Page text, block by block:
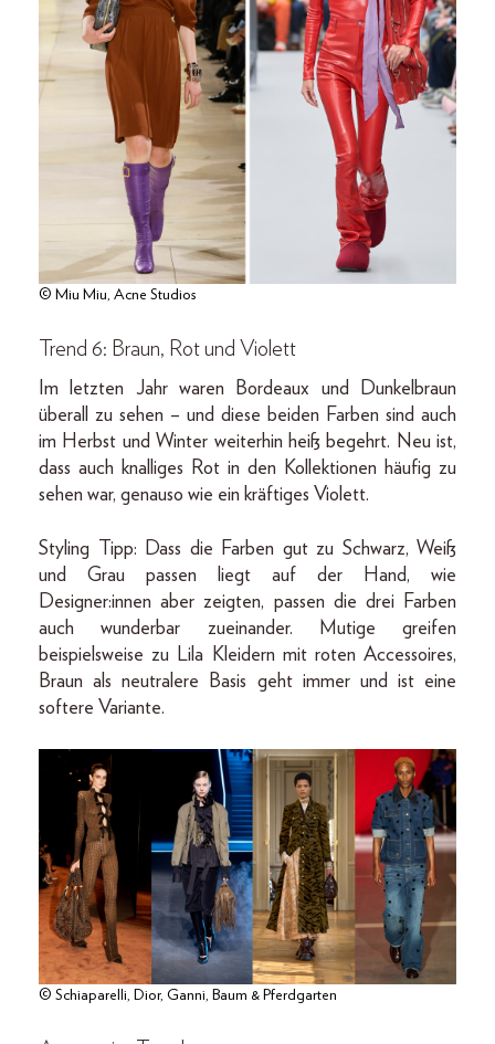
© Miu Miu, Acne Studios
Trend 6: Braun, Rot und Violett
Im letzten Jahr waren Bordeaux und Dunkelbraun
überall zu sehen – und diese beiden Farben sind auch
im Herbst und Winter weiterhin heiß begehrt. Neu ist,
dass auch knalliges Rot in den Kollektionen häufig zu
sehen war, genauso wie ein kräftiges Violett.
Styling Tipp: Dass die Farben gut zu Schwarz, Weiß
und Grau passen liegt auf der Hand, wie
Designer:innen aber zeigten, passen die drei Farben
auch wunderbar zueinander. Mutige greifen
beispielsweise zu Lila Kleidern mit roten Accessoires,
Braun als neutralere Basis geht immer und ist eine
softere Variante.
© Schiaparelli, Dior, Ganni, Baum & Pferdgarten